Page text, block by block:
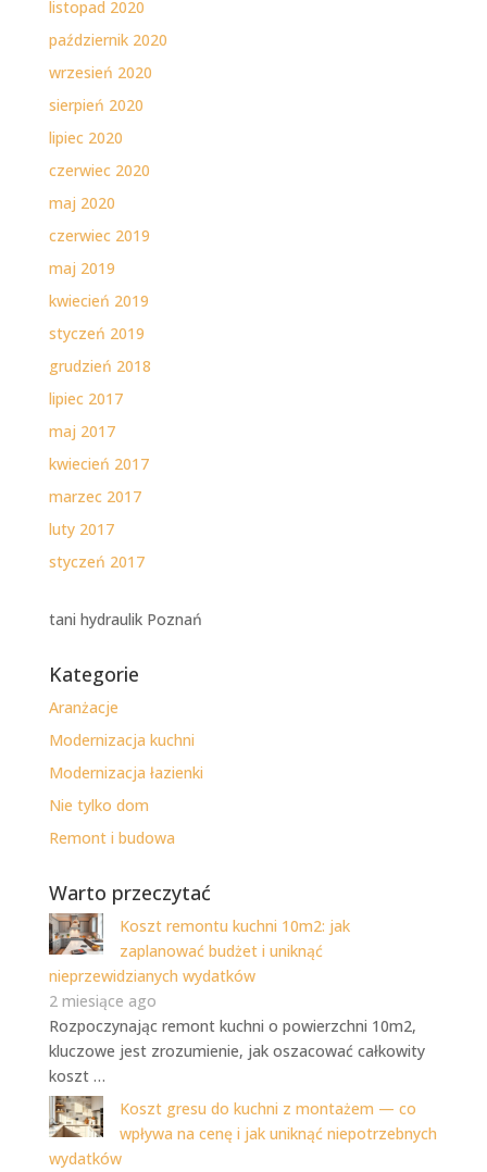
listopad 2020
październik 2020
wrzesień 2020
sierpień 2020
lipiec 2020
czerwiec 2020
maj 2020
czerwiec 2019
maj 2019
kwiecień 2019
styczeń 2019
grudzień 2018
lipiec 2017
maj 2017
kwiecień 2017
marzec 2017
luty 2017
styczeń 2017
tani hydraulik Poznań
Kategorie
Aranżacje
Modernizacja kuchni
Modernizacja łazienki
Nie tylko dom
Remont i budowa
Warto przeczytać
Koszt remontu kuchni 10m2: jak
zaplanować budżet i uniknąć
nieprzewidzianych wydatków
2 miesiące ago
Rozpoczynając remont kuchni o powierzchni 10m2,
kluczowe jest zrozumienie, jak oszacować całkowity
koszt …
Koszt gresu do kuchni z montażem — co
wpływa na cenę i jak uniknąć niepotrzebnych
wydatków